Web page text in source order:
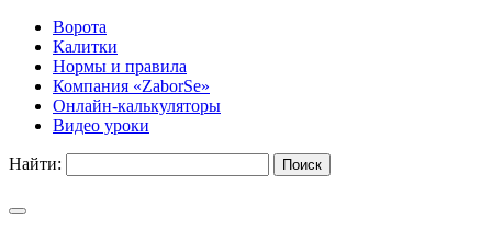
Ворота
Калитки
Нормы и правила
Компания «ZaborSe»
Онлайн-калькуляторы
Видео уроки
Найти: